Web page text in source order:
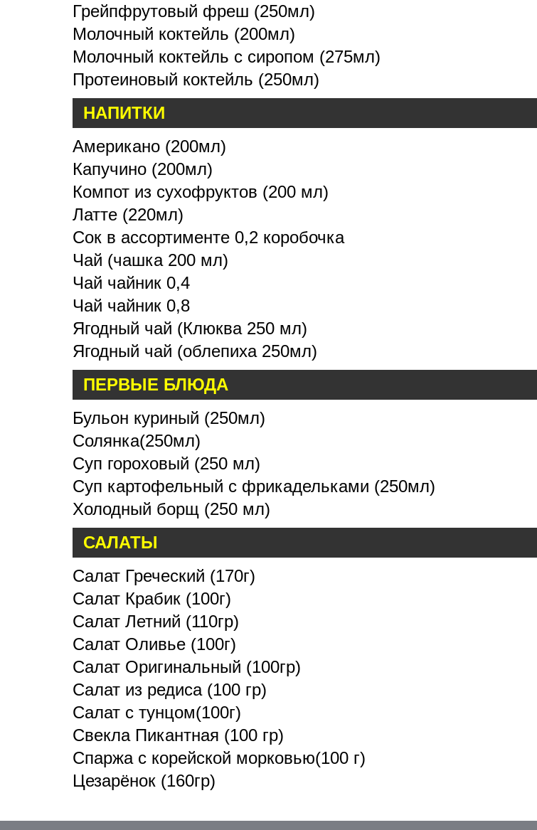
Грейпфрутовый фреш (250мл)
Молочный коктейль (200мл)
Молочный коктейль с сиропом (275мл)
Протеиновый коктейль (250мл)
НАПИТКИ
Американо (200мл)
Капучино (200мл)
Компот из сухофруктов (200 мл)
Латте (220мл)
Сок в ассортименте 0,2 коробочка
Чай (чашка 200 мл)
Чай чайник 0,4
Чай чайник 0,8
Ягодный чай (Клюква 250 мл)
Ягодный чай (облепиха 250мл)
ПЕРВЫЕ БЛЮДА
Бульон куриный (250мл)
Солянка(250мл)
Суп гороховый (250 мл)
Суп картофельный с фрикадельками (250мл)
Холодный борщ (250 мл)
САЛАТЫ
Салат Греческий (170г)
Салат Крабик (100г)
Салат Летний (110гр)
Салат Оливье (100г)
Салат Оригинальный (100гр)
Салат из редиса (100 гр)
Салат с тунцом(100г)
Свекла Пикантная (100 гр)
Спаржа с корейской морковью(100 г)
Цезарёнок (160гр)